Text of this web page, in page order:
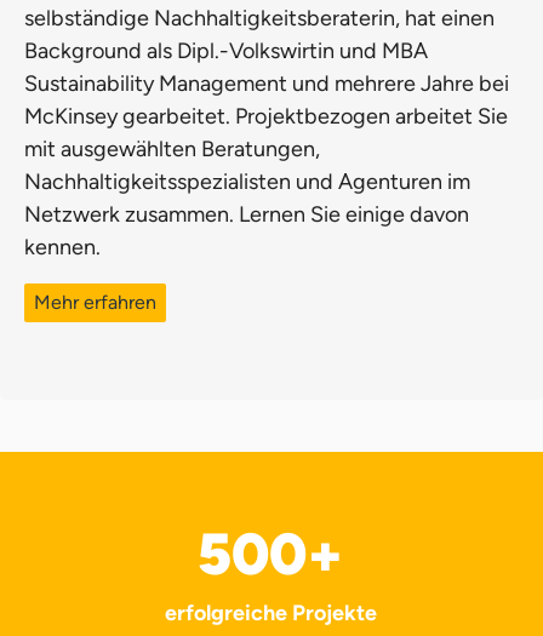
selbständige Nachhaltigkeitsberaterin, hat einen
Background als Dipl.-Volkswirtin und MBA
Sustainability Management und mehrere Jahre bei
McKinsey gearbeitet. Projektbezogen arbeitet Sie
mit ausgewählten Beratungen,
Nachhaltigkeitsspezialisten und Agenturen im
Netzwerk zusammen. Lernen Sie einige davon
kennen.
Mehr erfahren
500+
erfolgreiche Projekte